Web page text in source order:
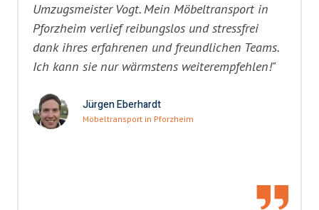
Umzugsmeister Vogt. Mein Möbeltransport in
Pforzheim verlief reibungslos und stressfrei
dank ihres erfahrenen und freundlichen Teams.
Ich kann sie nur wärmstens weiterempfehlen!"
Jürgen Eberhardt
Möbeltransport in Pforzheim